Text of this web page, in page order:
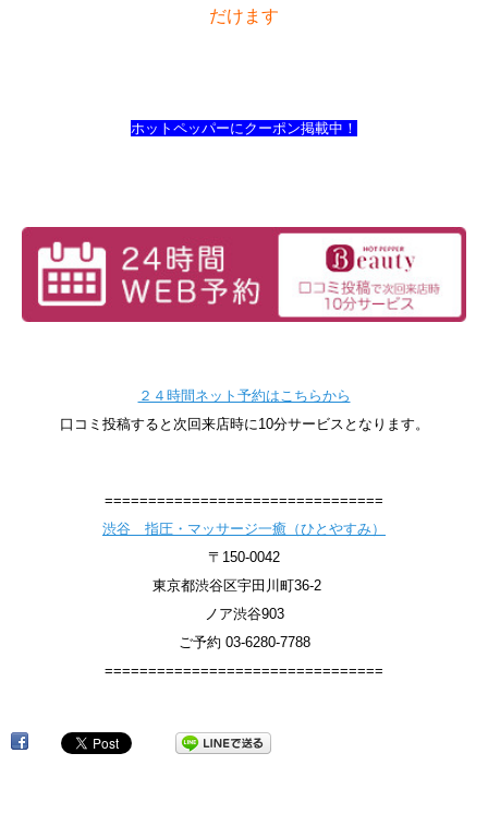
だけます
ホットペッパーにクーポン掲載中！
２４時間ネット予約はこちらから
口コミ投稿すると次回来店時に10分サービスとなります。
================================
渋谷 指圧・マッサージ一癒（ひとやすみ）
〒150-0042
東京都渋谷区宇田川町36-2
ノア渋谷903
ご予約 03-6280-7788
================================